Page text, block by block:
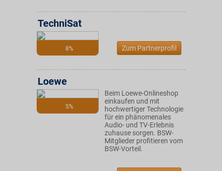
8%
TechniSat
Zum Partnerprofil
5%
Loewe
Beim Loewe-Onlineshop
einkaufen und mit
hochwertiger Technologie
für ein phänomenales
Audio- und TV-Erlebnis
zuhause sorgen. BSW-
Mitglieder profitieren vom
BSW-Vorteil.